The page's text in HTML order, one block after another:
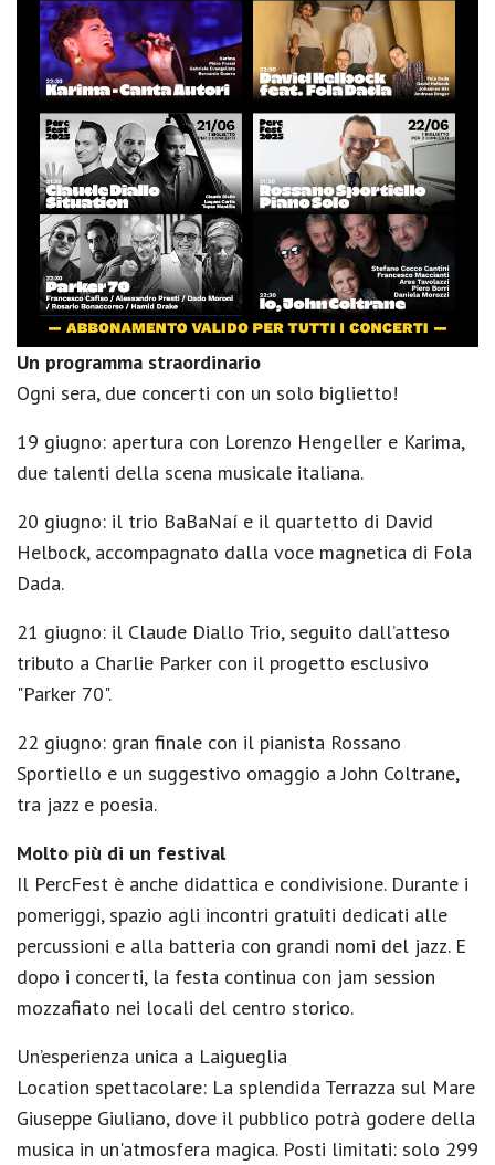
Un programma straordinario
Ogni sera, due concerti con un solo biglietto!
19 giugno: apertura con Lorenzo Hengeller e Karima,
due talenti della scena musicale italiana.
20 giugno: il trio BaBaNaí e il quartetto di David
Helbock, accompagnato dalla voce magnetica di Fola
Dada.
21 giugno: il Claude Diallo Trio, seguito dall’atteso
tributo a Charlie Parker con il progetto esclusivo
"Parker 70".
22 giugno: gran finale con il pianista Rossano
Sportiello e un suggestivo omaggio a John Coltrane,
tra jazz e poesia.
Molto più di un festival
Il PercFest è anche didattica e condivisione. Durante i
pomeriggi, spazio agli incontri gratuiti dedicati alle
percussioni e alla batteria con grandi nomi del jazz. E
dopo i concerti, la festa continua con jam session
mozzafiato nei locali del centro storico.
Un’esperienza unica a Laigueglia
Location spettacolare: La splendida Terrazza sul Mare
Giuseppe Giuliano, dove il pubblico potrà godere della
musica in un'atmosfera magica. Posti limitati: solo 299